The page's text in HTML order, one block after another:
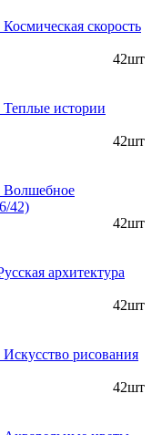
скорость
42шт
истории
42шт
Волшебное
42)
42шт
архитектура
42шт
рисования
42шт